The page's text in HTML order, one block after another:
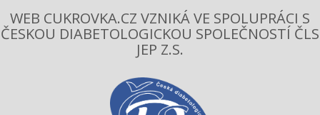
WEB CUKROVKA.CZ VZNIKÁ VE SPOLUPRÁCI S
ČESKOU DIABETOLOGICKOU SPOLEČNOSTÍ ČLS
JEP Z.S.